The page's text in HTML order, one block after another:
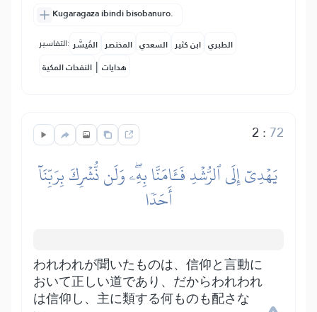
Kugaragaza ibindi bisobanuro.
التفاسير: المُيسَّر المختصر السعدي ابن كثير الطبري
النفحات المكية | هدايات
2 : 72
يَهۡدِيٓ إِلَى ٱلرُّشۡدِ فَـَٔامَنَّا بِهِۦۖ وَلَن نُّشۡرِكَ بِرَبِّنَآ
أَحَدٗا
われわれが聞いたものは、信仰と言動に
おいて正しい道であり、だからわれわれ
は信仰し、主に類する何ものも配さな